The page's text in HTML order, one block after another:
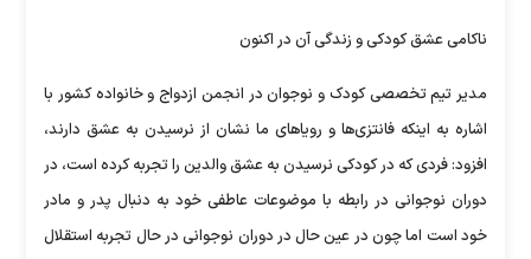
ناکامی عشق کودکی و زندگی آن در اکنون
مدیر تیم تخصصی کودک و نوجوان در انجمن ازدواج و خانواده کشور با
اشاره به اینکه فانتزی‌ها و رویاهای ما نشان از نرسیدن به عشق دارند،
افزود: فردی که در کودکی نرسیدن به عشق والدین را تجربه کرده است، در
دوران نوجوانی در رابطه با موضوعات عاطفی خود به دنبال پدر و مادر
خود است اما چون در عین حال در دوران نوجوانی در حال تجربه استقلال